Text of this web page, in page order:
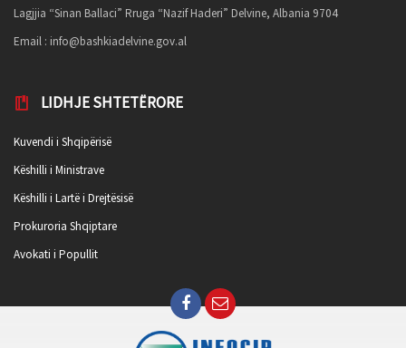
Lagjjia “Sinan Ballaci” Rruga “Nazif Haderi” Delvine, Albania 9704
Email : info@bashkiadelvine.gov.al
LIDHJE SHTETËRORE
Kuvendi i Shqipërisë
Këshilli i Ministrave
Këshilli i Lartë i Drejtësisë
Prokuroria Shqiptare
Avokati i Popullit